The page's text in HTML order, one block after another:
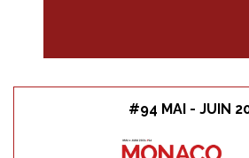
LE